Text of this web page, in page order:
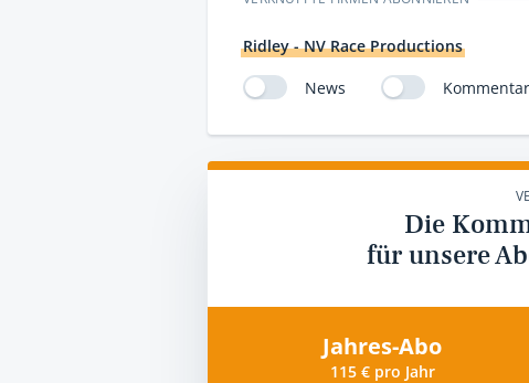
Ridley - NV Race Productions
News
Die
für unsere
Jahres-Abo
115 € pro Jahr